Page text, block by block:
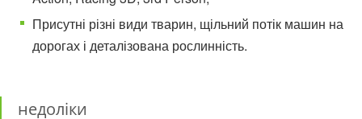
Присутні різні види тварин, щільний потік машин на
дорогах і деталізована рослинність.
недоліки